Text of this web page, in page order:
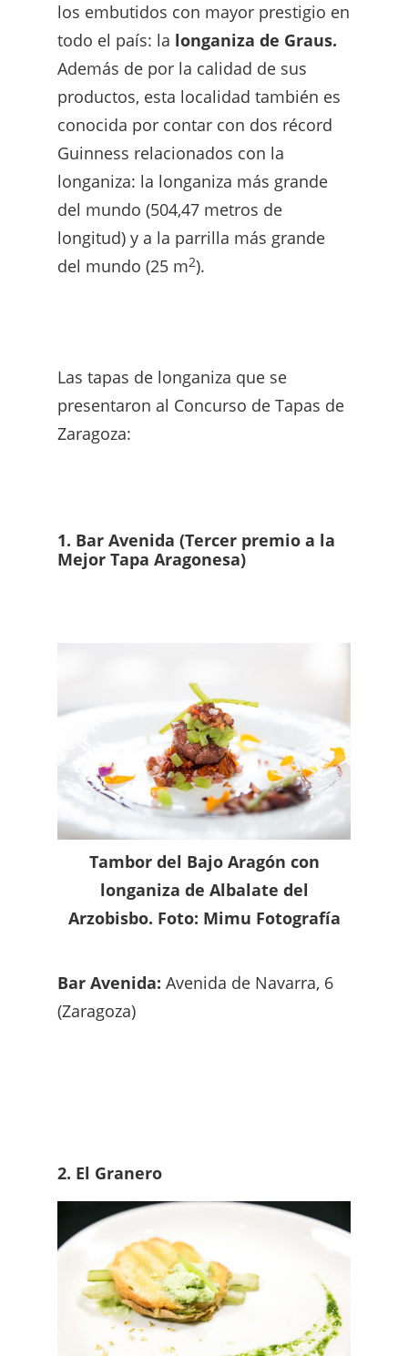
los embutidos con mayor prestigio en
todo el país: la longaniza de Graus.
Además de por la calidad de sus
productos, esta localidad también es
conocida por contar con dos récord
Guinness relacionados con la
longaniza: la longaniza más grande
del mundo (504,47 metros de
longitud) y a la parrilla más grande
del mundo (25 m2).
Las tapas de longaniza que se
presentaron al Concurso de Tapas de
Zaragoza:
1. Bar Avenida (Tercer premio a la
Mejor Tapa Aragonesa)
Tambor del Bajo Aragón con
longaniza de Albalate del
Arzobisbo. Foto: Mimu Fotografía
Bar Avenida: Avenida de Navarra, 6
(Zaragoza)
2. El Granero